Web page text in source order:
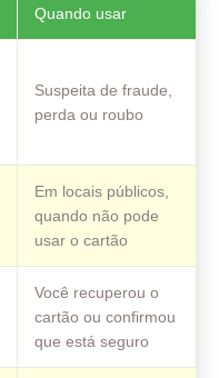
Quando usar
Suspeita de fraude,
perda ou roubo
Em locais públicos,
quando não pode
usar o cartão
Você recuperou o
cartão ou confirmou
que está seguro